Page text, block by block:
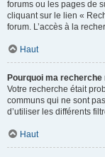
forums ou les pages de
cliquant sur le lien «
forum. L’accès à la
Haut
Pourquoi ma
Votre recherche était
communs qui ne sont
d’utiliser les différents
Haut